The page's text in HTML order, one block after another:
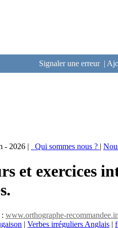
Signaler une erreur |
- 2026 | Qui sommes nous ? |
et exercices
www.orthographe-
| Verbes irréguliers Anglais |